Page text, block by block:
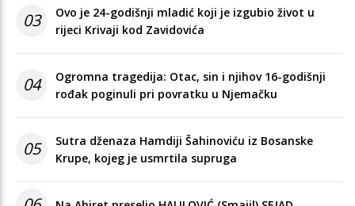
03
Ovo je 24-godišnji mladić koji je izgubio život u
rijeci Krivaji kod Zavidovića
04
Ogromna tragedija: Otac, sin i njihov 16-godišnji
rođak poginuli pri povratku u Njemačku
05
Sutra dženaza Hamdiji Šahinoviću iz Bosanske
Krupe, kojeg je usmrtila supruga